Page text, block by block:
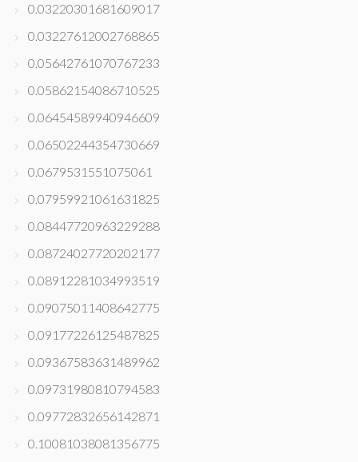
0.03220301681609017
0.03227612002768865
0.05642761070767233
0.05862154086710525
0.06454589940946609
0.06502244354730669
0.0679531551075061
0.07959921061631825
0.08447720963229288
0.08724027720202177
0.08912281034993519
0.09075011408642775
0.09177226125487825
0.09367583631489962
0.09731980810794583
0.09772832656142871
0.10081038081356775